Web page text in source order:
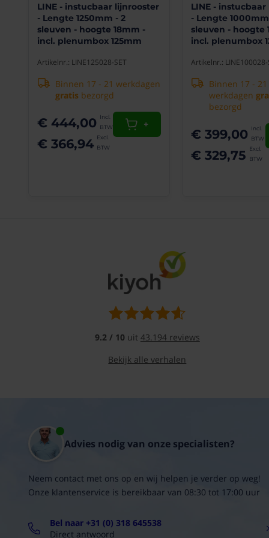
afwerking
nagestreefd
binnenklimaat
werken
Geschikt
voor
lucht
retour
en
Standaard
Afgewerkt
in
gelakte
aluminium
profielen
LINE - instucbaar lijnrooster
- Lengte 1250mm - 2
sleuven - hoogte 18mm -
incl. plenumbox 125mm
Artikelnr.: LINE125028-SET
€ 444,00
€ 366,94
Binnen 17 - 21 werkdagen
gratis bezorgd
+
LINE -
- Lengte
sleuven - hoogte
incl. plenumbox
Artikelnr.: LINE100028-
€ 399,00
€ 329,75
Binnen 17 - 21
werkdagen
bezorgd
9.2 / 10 uit 43.194 reviews
Bekijk alle verhalen
Advies nodig van onze specialisten?
Neem contact met ons op en wij helpen je verder op weg!
Onze klantenservice is bereikbaar van 08:30 tot 17:00 uur
Bel naar +31 (0) 318 645538
Direct antwoord